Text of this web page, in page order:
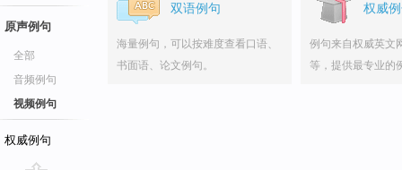
原声例句
全部
音频例句
视频例句
权威例句
双语例句
海量例句，可以按难度查看口语、
书面语、论文例句。
权威
例句来自权威英文
等，提供最专业的